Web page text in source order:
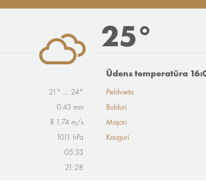
25°
21° .... 24°
0.43 mm
R 1.74 m/s
1011 hPa
05:33
21:28
Ūdens temperatūra
Peldvieta
Bulduri
Majori
Kauguri